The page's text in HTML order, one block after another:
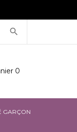

0
GARÇON